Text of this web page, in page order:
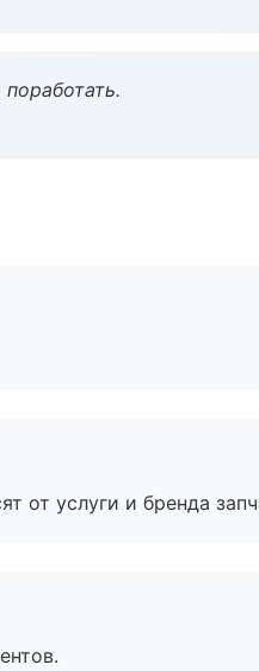
от услуги и бренда